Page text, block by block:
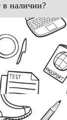
в наличии?